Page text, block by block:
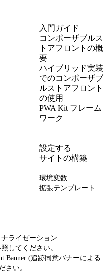
入門ガイド
コンポーザブルス
トアフロントの概
要
ハイブリッド実装
でのコンポーザブ
ルストアフロント
の使用
PWA Kit フレーム
ワーク
設定する
サイトの構築
環境変数
拡張テンプレート
ライゼーション
してください。
Banner (追跡同意バナーによる
さい。